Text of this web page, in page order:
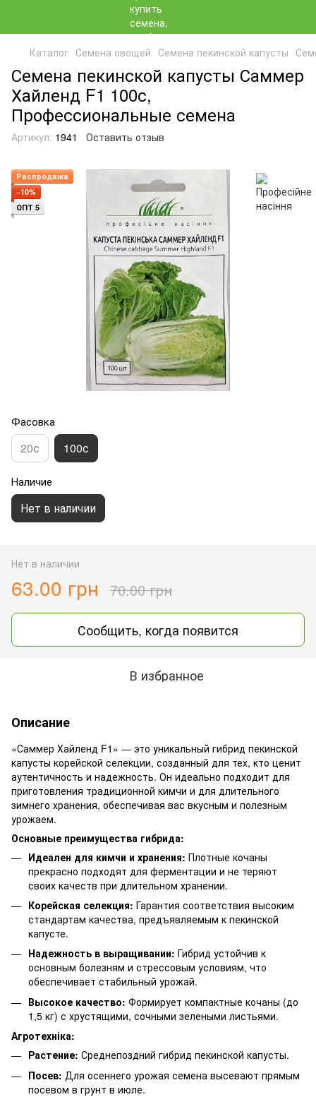
Каталог Семена овощей Семена пекинской капусты
Семена пекинской капусты Саммер
Хайленд F1 100с,
Профессиональные семена
Артикул: 1941 Оставить отзыв
Распродажа
−10%
ОПТ 5
Фасовка
20с 100с
Наличие
Нет в наличии
Нет в наличии
63.00 грн 70.00 грн
Сообщить, когда появится
В избранное
Описание
«Саммер Хайленд F1» — это уникальный гибрид пекинской
капусты корейской селекции, созданный для тех, кто ценит
аутентичность и надежность. Он идеально подходит для
приготовления традиционной кимчи и для длительного
зимнего хранения, обеспечивая вас вкусным и полезным
урожаем.
Основные преимущества гибрида:
Идеален для кимчи и хранения: Плотные кочаны
прекрасно подходят для ферментации и не теряют
своих качеств при длительном хранении.
Корейская селекция: Гарантия соответствия высоким
стандартам качества, предъявляемым к пекинской
капусте.
Надежность в выращивании: Гибрид устойчив к
основным болезням и стрессовым условиям, что
обеспечивает стабильный урожай.
Высокое качество: Формирует компактные кочаны (до
1,5 кг) с хрустящими, сочными зелеными листьями.
Агротехніка:
Растение: Среднепоздний гибрид пекинской капусты.
Посев: Для осеннего урожая семена высевают прямым
посевом в грунт в июле.